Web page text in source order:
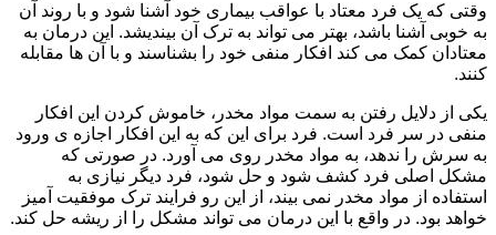
وقتی که یک فرد معتاد با عواقب بیماری خود آشنا شود و با روند آن
به خوبی آشنا باشد، بهتر می تواند به ترک آن بیندیشد. این درمان به
معتادان کمک می کند افکار منفی خود را بشناسند و با آن ها مقابله
کنند.
یکی از دلایل رفتن به سمت مواد مخدر، خاموش کردن این افکار
منفی در سر فرد است. فرد برای این که به این افکار اجازه ی ورود
به سرش را ندهد، به مواد مخدر روی می آورد. در صورتی که
مشکل اصلی فرد کشف شود و حل شود، فرد دیگر نیازی به
استفاده از مواد مخدر نمی بیند، از این رو فرایند ترک موفقیت آمیز
خواهد بود. در واقع با این درمان می تواند مشکل را از ریشه حل کند.